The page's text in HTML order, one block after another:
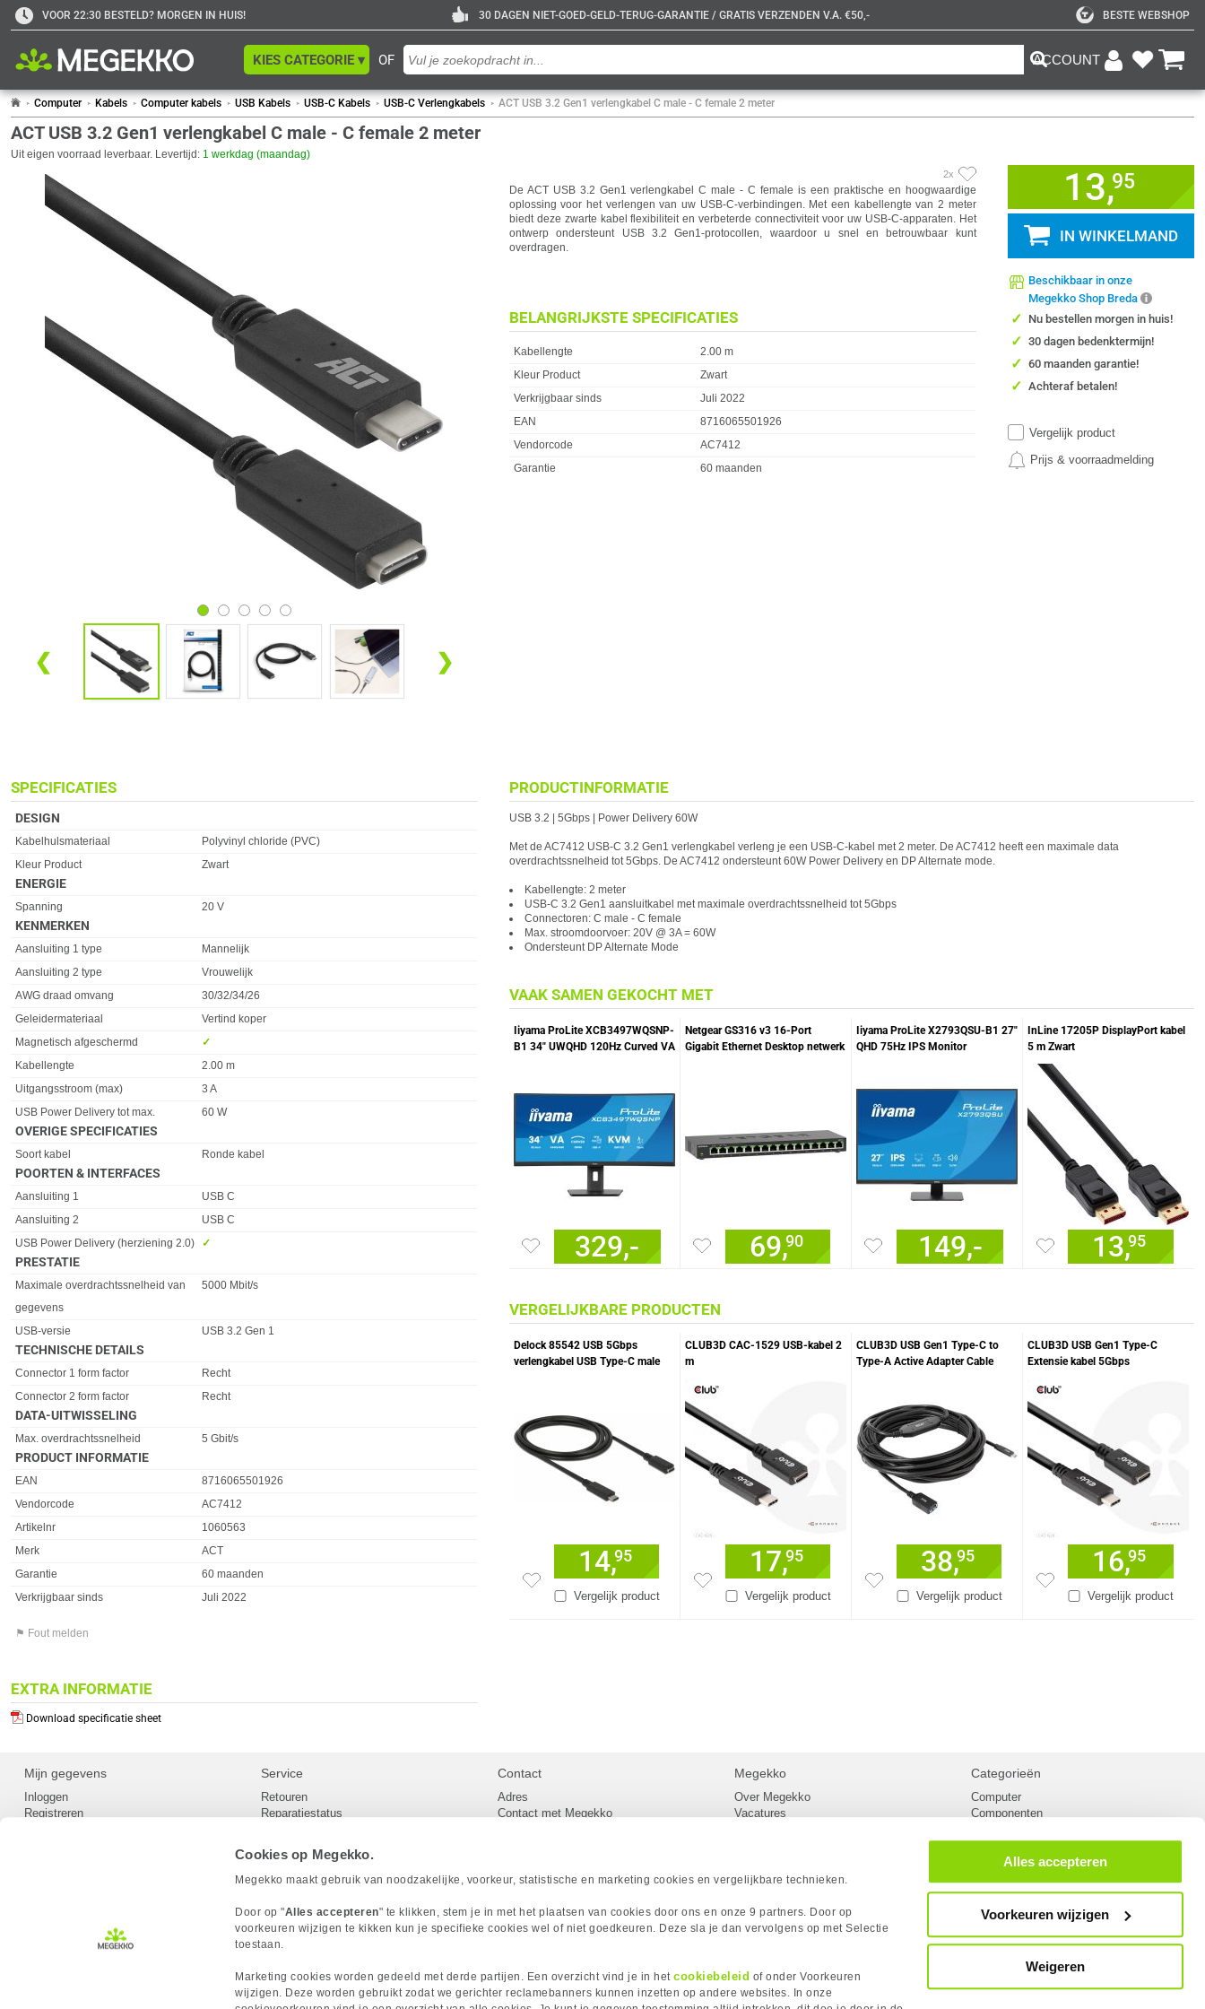
Cookies op Megekko.
Megekko maakt gebruik van noodzakelijke, voorkeur, statistische en marketing cookies en vergelijkbare technieken.
Door op "Alles accepteren" te klikken, stem je in met het plaatsen van cookies door ons en onze 9 partners. Door op
voorkeuren wijzigen te kikken kun je specifieke cookies wel of niet goedkeuren. Deze sla je dan vervolgens op met Selectie
toestaan.
Marketing cookies worden gedeeld met derde partijen. Een overzicht vind je in hetcookiebeleid of onder Voorkeuren
wijzigen. Deze worden gebruikt zodat we gerichter reclamebanners kunnen inzetten op andere websites. In onze
Alles accepteren
Voorkeuren wijzigen
Weigeren
VOOR 22:30 BESTELD? MORGEN IN HUIS! 30 DAGEN NIET-GOED-GELD-TERUG-GARANTIE / GRATIS VERZENDEN V.A. €50,- BESTE WEBSHOP
OF
KIES CATEGORIE ▾ ACCOUNT
Computer Kabels Computer kabels USB Kabels USB-C Kabels USB-C Verlengkabels ACT USB 3.2 Gen1 verlengkabel C male - C female 2 meter
ACT USB 3.2 Gen1 verlengkabel C male - C female 2 meter
Uit eigen voorraad leverbaar. Levertijd: 1 werkdag (maandag)
❮ ❯
2x
De ACT USB 3.2 Gen1 verlengkabel C male - C female is een praktische en hoogwaardige
oplossing voor het verlengen van uw USB-C-verbindingen. Met een kabellengte van 2 meter
biedt deze zwarte kabel flexibiliteit en verbeterde connectiviteit voor uw USB-C-apparaten. Het
ontwerp ondersteunt USB 3.2 Gen1-protocollen, waardoor u snel en betrouwbaar kunt
overdragen.
BELANGRIJKSTE SPECIFICATIES
Eigenschap
Kabellengte
2.00 m
Kleur Product
Zwart
Verkrijgbaar sinds
Juli 2022
EAN
8716065501926
Vendorcode
AC7412
Garantie
60 maanden
13,95
IN WINKELMAND
Beschikbaar in onze
Megekko Shop Breda
✓ Nu bestellen morgen in huis!
✓ 30 dagen bedenktermijn!
✓ 60 maanden garantie!
✓ Achteraf betalen!
Vergelijk product
Prijs & voorraadmelding
SPECIFICATIES
DESIGN
Eigenschap Waarde
Kabelhulsmateriaal
Polyvinyl chloride (PVC)
Kleur Product
Zwart
ENERGIE
Eigenschap
Spanning 20 V
KENMERKEN
Eigenschap Waarde
Aansluiting 1 type
Mannelijk
Aansluiting 2 type
Vrouwelijk
AWG draad omvang
30/32/34/26
Geleidermateriaal
Vertind koper
Magnetisch afgeschermd
✓︎
Kabellengte
2.00 m
Uitgangsstroom (max)
3 A
USB Power Delivery tot max.
60 W
OVERIGE SPECIFICATIES
Eigenschap
Soort kabel Ronde kabel
POORTEN & INTERFACES
Eigenschap
Aansluiting 1
USB C
Aansluiting 2
USB C
USB Power Delivery (herziening 2.0)
✓︎
PRESTATIE
Eigenschap Waarde
Maximale overdrachtssnelheid van
gegevens
5000 Mbit/s
USB-versie USB 3.2 Gen 1
TECHNISCHE DETAILS
Eigenschap Waarde
Connector 1 form factor
Recht
Connector 2 form factor
Recht
DATA-UITWISSELING
Eigenschap Waarde
Max. overdrachtssnelheid 5 Gbit/s
PRODUCT INFORMATIE
EAN
8716065501926
Vendorcode
AC7412
Artikelnr
1060563
Merk
ACT
Garantie
60 maanden
Verkrijgbaar sinds
Juli 2022
⚑ Fout melden
EXTRA INFORMATIE
Download specificatie sheet
PRODUCTINFORMATIE
USB 3.2 | 5Gbps | Power Delivery 60W
Met de AC7412 USB-C 3.2 Gen1 verlengkabel verleng je een USB-C-kabel met 2 meter. De AC7412 heeft een maximale data
overdrachtssnelheid tot 5Gbps. De AC7412 ondersteunt 60W Power Delivery en DP Alternate mode.
Kabellengte: 2 meter
USB-C 3.2 Gen1 aansluitkabel met maximale overdrachtssnelheid tot 5Gbps
Connectoren: C male - C female
Max. stroomdoorvoer: 20V @ 3A = 60W
Ondersteunt DP Alternate Mode
VAAK SAMEN GEKOCHT MET
Iiyama ProLite XCB3497WQSNP-
B1 34" UWQHD 120Hz Curved VA
329,-
Netgear GS316 v3 16-Port
Gigabit Ethernet Desktop netwerk
69,90
Iiyama ProLite X2793QSU-B1 27"
QHD 75Hz IPS Monitor
149,-
InLine 17205P DisplayPort kabel
5 m Zwart
13,95
VERGELIJKBARE PRODUCTEN
Delock 85542 USB 5Gbps
verlengkabel USB Type-C male
Vergelijk product
14,95
CLUB3D CAC-1529 USB-kabel 2
m
Vergelijk product
17,95
CLUB3D USB Gen1 Type-C to
Type-A Active Adapter Cable
Vergelijk product
38,95
CLUB3D USB Gen1 Type-C
Extensie kabel 5Gbps
1m/3.28ft
Vergelijk product
16,95
Mijn gegevens
Inloggen
Registreren
Service
Retouren
Reparatiestatus
Herroepingsrecht
Betaalmethoden
Megekko builds
Toegankelijkheid
Contact
Adres
Contact met Megekko
Megekko
Over Megekko
Vacatures
Sitemap
Acties
Megekko Academy
Megekko Forum
Megekko Golden Case Badge
Categorieën
Computer
Componenten
Kabels
Netwerk
Gaming laptops
PC Systemen
Megekko fanshop